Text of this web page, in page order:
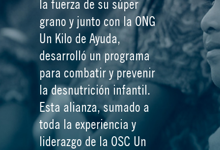
la fuerza de su súper
grano y junto con la ONG
Un Kilo de Ayuda,
desarrolló un programa
para combatir y prevenir
la desnutrición infantil.
Esta alianza, sumado a
toda la experiencia y
liderazgo de la OSC Un